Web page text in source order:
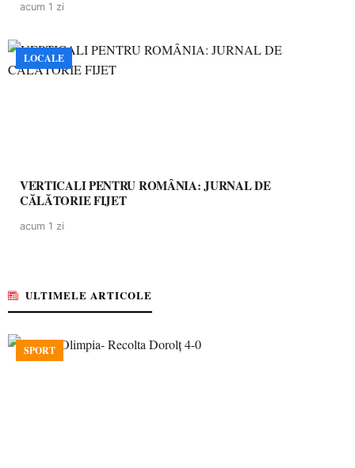
acum 1 zi
LOCALE
VERTICALI PENTRU ROMÂNIA: JURNAL DE
CĂLĂTORIE FIJET
acum 1 zi
ULTIMELE ARTICOLE
SPORT